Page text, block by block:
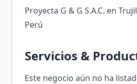
Proyecta G & G S.A.C. en
Perú
Servicios &
Este negocio aún no ha